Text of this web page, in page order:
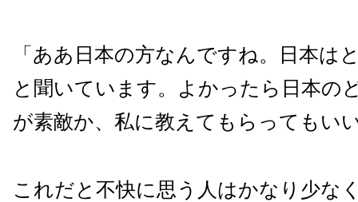
「ああ日本の方なんですね。日本は
と聞いています。よかったら日本の
が素敵か、私に教えてもらってもい
これだと不快に思う人はかなり少な